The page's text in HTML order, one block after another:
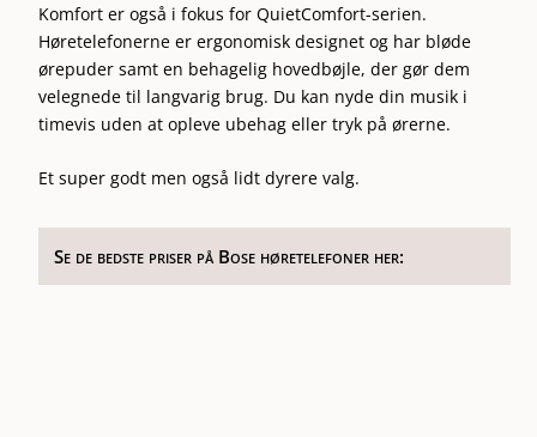
Komfort er også i fokus for QuietComfort-serien.
Høretelefonerne er ergonomisk designet og har bløde
ørepuder samt en behagelig hovedbøjle, der gør dem
velegnede til langvarig brug. Du kan nyde din musik i
timevis uden at opleve ubehag eller tryk på ørerne.
Et super godt men også lidt dyrere valg.
Se de bedste priser på Bose høretelefoner her: